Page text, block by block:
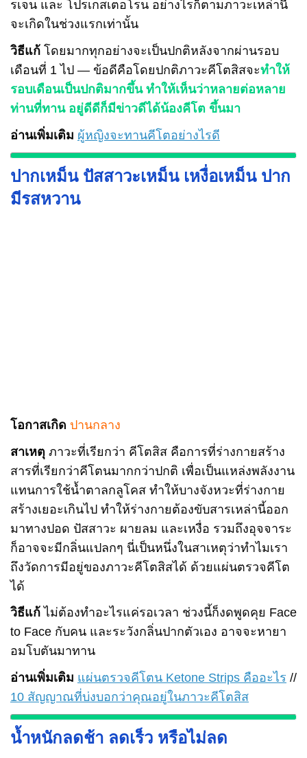
รเจน และ โปรเกสเตอโรน อย่างไรก็ตามภาวะเหล่านี้
จะเกิดในช่วงแรกเท่านั้น
วิธีแก้ โดยมากทุกอย่างจะเป็นปกติหลังจากผ่านรอบ
เดือนที่ 1 ไป — ข้อดีคือโดยปกติภาวะคีโตสิสจะทำให้
รอบเดือนเป็นปกติมากขึ้น ทำให้เห็นว่าหลายต่อหลาย
ท่านที่ทาน อยู่ดีดีก็มีข่าวดีได้น้องคีโต ขึ้นมา
อ่านเพิ่มเติม ผู้หญิงจะทานคีโตอย่างไรดี
ปากเหม็น ปัสสาวะเหม็น เหงื่อเหม็น ปาก
มีรสหวาน
โอกาสเกิด ปานกลาง
สาเหตุ ภาวะที่เรียกว่า คีโตสิส คือการที่ร่างกายสร้าง
สารที่เรียกว่าคีโตนมากกว่าปกติ เพื่อเป็นแหล่งพลังงาน
แทนการใช้น้ำตาลกลูโคส ทำให้บางจังหวะที่ร่างกาย
สร้างเยอะเกินไป ทำให้ร่างกายต้องขับสารเหล่านี้ออก
มาทางปอด ปัสสาวะ ผายลม และเหงื่อ รวมถึงอุจจาระ
ก็อาจจะมีกลิ่นแปลกๆ นี่เป็นหนึ่งในสาเหตุว่าทำไมเรา
ถึงวัดการมีอยู่ของภาวะคีโตสิสได้ ด้วยแผ่นตรวจคีโต
ได้
วิธีแก้ ไม่ต้องทำอะไรแค่รอเวลา ช่วงนี้ก็งดพูดคุย Face
to Face กับคน และระวังกลิ่นปากตัวเอง อาจจะหายา
อมโบตันมาทาน
อ่านเพิ่มเติม แผ่นตรวจคีโตน Ketone Strips คืออะไร //
10 สัญญาณที่บ่งบอกว่าคุณอยู่ในภาวะคีโตสิส
น้ำหนักลดช้า ลดเร็ว หรือไม่ลด